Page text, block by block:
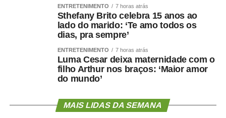
psicológica e patrimonial, impulsionado pelo maior
conhecimento sobre os direitos das mulheres. Ao mesmo
tempo, o crescimento dos casos de feminicídio em Mato
Grosso preocupa o Judiciário, que busca identificar
fatores de risco para fortalecer as ações preventivas.
Na mesma linha, a juíza Tatyana lembra que o aumento
importante do Estado, mas não é suficiente para mudar
uma realidade construída ao longo de gerações.
ENTRETENIMENTO 7 horas atrás
Sthefany Brito celebra 15 anos ao
lado do marido: ‘Te amo todos os
dias, pra sempre’
ENTRETENIMENTO 7 horas atrás
Luma Cesar deixa maternidade com o
filho Arthur nos braços: ‘Maior amor
do mundo’
MAIS LIDAS DA SEMANA